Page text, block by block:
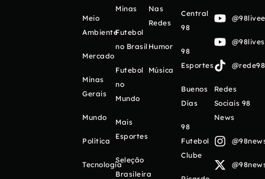
Meio
Ambiente
Mercado
Minas
Gerais
Mundo
Política
Tecnologia
Minas
Futebol
no Brasil
Futebol
no
Mundo
Mais
Esportes
Seleção
Brasileira
Nas
Redes
Humor
Música
Central
98
98
Esportes
Buenos
Días
98
Futebol
Clube
Redes
Sociais 98
News